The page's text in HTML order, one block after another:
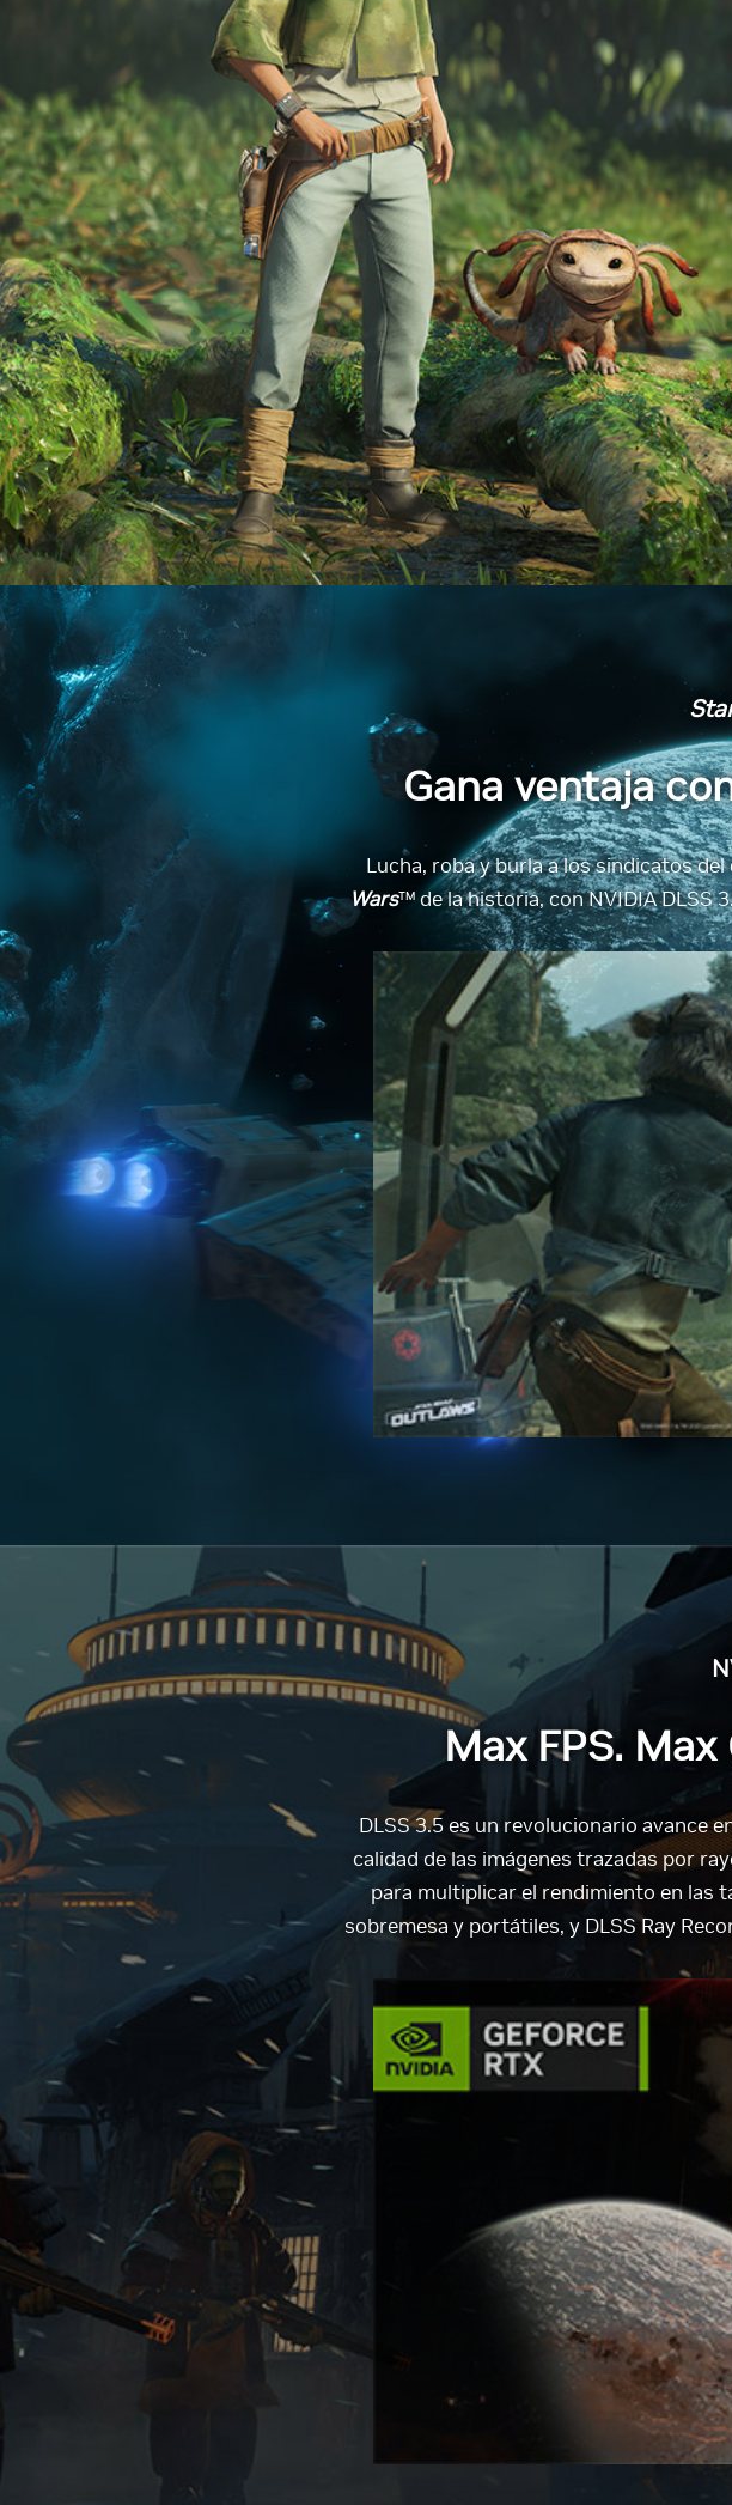
Gana ventaja
Lucha, roba y burla a los sindicatos
Wars™ de la historia, con NVIDIA DLSS
Max FPS.
DLSS 3.5 es un revolucionario avance
calidad de las imágenes trazadas por
para multiplicar el rendimiento en las
sobremesa y portátiles, y DLSS Ray